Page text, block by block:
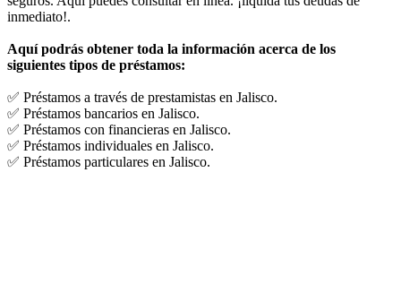
inmediato!.
Aquí podrás obtener toda la información acerca de los
siguientes tipos de préstamos:
✅ Préstamos a través de prestamistas en Jalisco.
✅ Préstamos bancarios en Jalisco.
✅ Préstamos con financieras en Jalisco.
✅ Préstamos individuales en Jalisco.
✅ Préstamos particulares en Jalisco.